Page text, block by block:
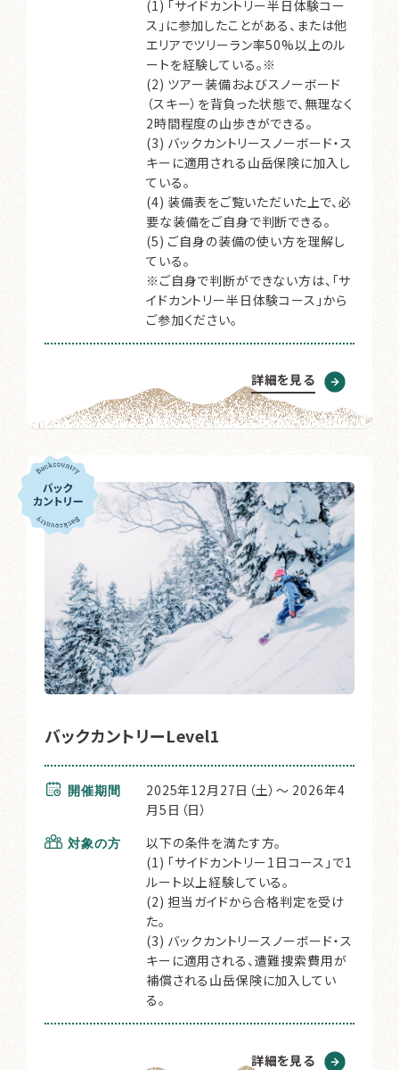
(1) 「サイドカントリー半日体験コー
ス」に参加したことがある、または他
エリアでツリーラン率50%以上のル
ートを経験している。※
(2) ツアー装備およびスノーボード
（スキー）を背負った状態で、無理なく
2時間程度の山歩きができる。
(3) バックカントリースノーボード・ス
キーに適用される山岳保険に加入し
ている。
(4) 装備表をご覧いただいた上で、必
要な装備をご自身で判断できる。
(5) ご自身の装備の使い方を理解し
ている。
※ご自身で判断ができない方は、「サ
イドカントリー半日体験コース」から
ご参加ください。
詳細を見る
バックカントリーLevel1
開催期間
2025年12月27日（土）～ 2026年4
月5日（日）
対象の方
以下の条件を満たす方。
(1) 「サイドカントリー1日コース」で1
ルート以上経験している。
(2) 担当ガイドから合格判定を受け
た。
(3) バックカントリースノーボード・ス
キーに適用される、遭難捜索費用が
補償される山岳保険に加入してい
る。
詳細を見る